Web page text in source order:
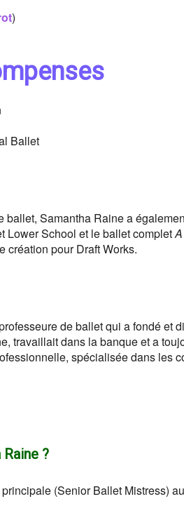
)
Ballet
Samantha Raine a
Lower School et le ballet complet
création pour Draft Works.
de ballet qui a fondé et
travaillait dans la banque et a
spécialisée dans les
?
(Senior Ballet Mistress)